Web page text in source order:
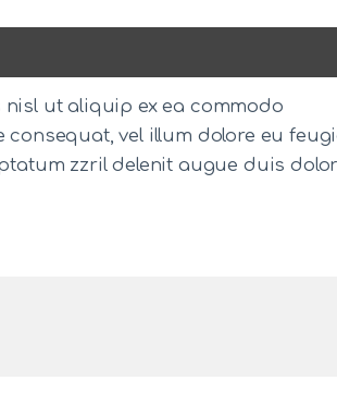
ut aliquip ex ea commodo
vel illum dolore eu
zzril delenit augue duis